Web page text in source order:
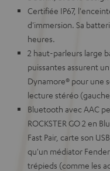
Certifiée IP67,
d'immersion. Sa
heures.
2 haut-parleurs large
puissantes assurent
Dynamore® pour une
lecture stéréo
Bluetooth avec AAC
ROCKSTER GO 2 en
Fast Pair, carte son
qu'un médiator
trépieds (comme les